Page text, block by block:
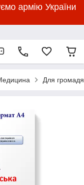
армію України
Для